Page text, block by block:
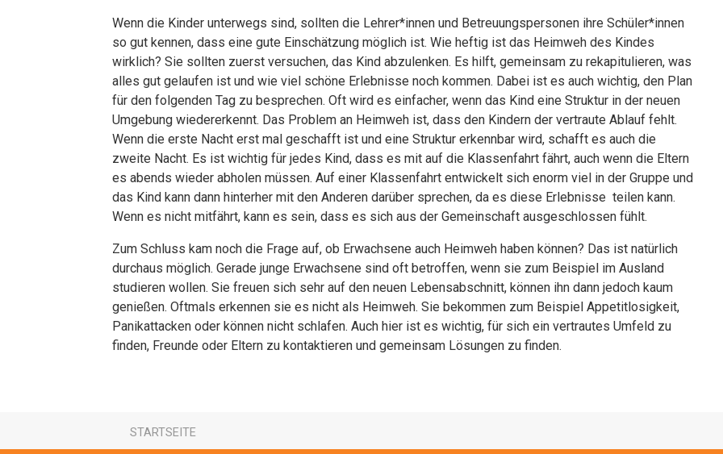
Wenn die Kinder unterwegs sind, sollten die Lehrer*innen und Betreuungspersonen ihre Schüler*innen
so gut kennen, dass eine gute Einschätzung möglich ist. Wie heftig ist das Heimweh des Kindes
wirklich? Sie sollten zuerst versuchen, das Kind abzulenken. Es hilft, gemeinsam zu rekapitulieren, was
alles gut gelaufen ist und wie viel schöne Erlebnisse noch kommen. Dabei ist es auch wichtig, den Plan
für den folgenden Tag zu besprechen. Oft wird es einfacher, wenn das Kind eine Struktur in der neuen
Umgebung wiedererkennt. Das Problem an Heimweh ist, dass den Kindern der vertraute Ablauf fehlt.
Wenn die erste Nacht erst mal geschafft ist und eine Struktur erkennbar wird, schafft es auch die
zweite Nacht. Es ist wichtig für jedes Kind, dass es mit auf die Klassenfahrt fährt, auch wenn die Eltern
es abends wieder abholen müssen. Auf einer Klassenfahrt entwickelt sich enorm viel in der Gruppe und
das Kind kann dann hinterher mit den Anderen darüber sprechen, da es diese Erlebnisse teilen kann.
Wenn es nicht mitfährt, kann es sein, dass es sich aus der Gemeinschaft ausgeschlossen fühlt.
Zum Schluss kam noch die Frage auf, ob Erwachsene auch Heimweh haben können? Das ist natürlich
durchaus möglich. Gerade junge Erwachsene sind oft betroffen, wenn sie zum Beispiel im Ausland
studieren wollen. Sie freuen sich sehr auf den neuen Lebensabschnitt, können ihn dann jedoch kaum
genießen. Oftmals erkennen sie es nicht als Heimweh. Sie bekommen zum Beispiel Appetitlosigkeit,
Panikattacken oder können nicht schlafen. Auch hier ist es wichtig, für sich ein vertrautes Umfeld zu
finden, Freunde oder Eltern zu kontaktieren und gemeinsam Lösungen zu finden.
STARTSEITE